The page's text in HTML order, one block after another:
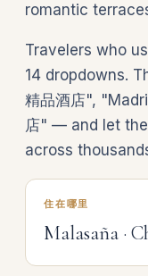
romantic
Travelers who
14 dropdowns.
精品酒店",
店" — and let
across
住在哪里
Malasaña ·